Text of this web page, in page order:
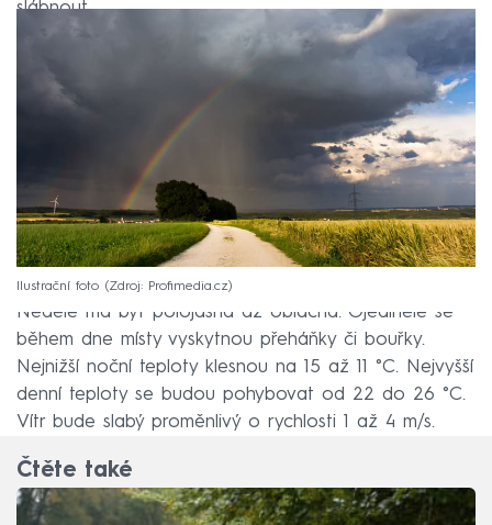
slábnout.
Ilustrační foto Zdroj: Profimedia.cz
Neděle má být polojasná až oblačná. Ojediněle se
během dne místy vyskytnou přeháňky či bouřky.
Nejnižší noční teploty klesnou na 15 až 11 °C. Nejvyšší
denní teploty se budou pohybovat od 22 do 26 °C.
Vítr bude slabý proměnlivý o rychlosti 1 až 4 m/s.
Čtěte také